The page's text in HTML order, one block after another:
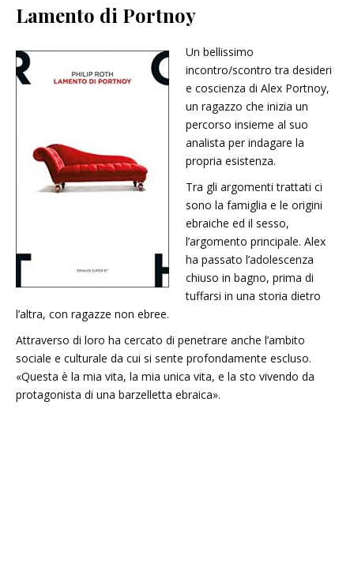
Lamento di Portnoy
Un bellissimo
incontro/scontro tra desideri
e coscienza di Alex Portnoy,
un ragazzo che inizia un
percorso insieme al suo
analista per indagare la
propria esistenza.
Tra gli argomenti trattati ci
sono la famiglia e le origini
ebraiche ed il sesso,
l’argomento principale. Alex
ha passato l’adolescenza
chiuso in bagno, prima di
tuffarsi in una storia dietro
l’altra, con ragazze non ebree.
Attraverso di loro ha cercato di penetrare anche l’ambito
sociale e culturale da cui si sente profondamente escluso.
«Questa è la mia vita, la mia unica vita, e la sto vivendo da
protagonista di una barzelletta ebraica».